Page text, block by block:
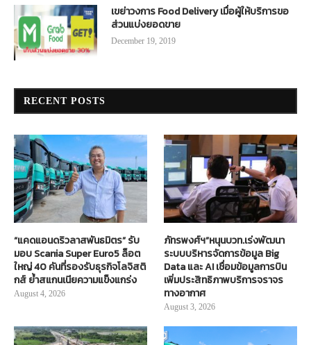
เขย่าวงการ Food Delivery เมื่อผู้ให้บริการขอ
ส่วนแบ่งยอดขาย
December 19, 2019
RECENT POSTS
“แคดแอนดริวลาสพันธมิตร” รับ
มอบ Scania Super Euro5 ล็อต
ใหญ่ 40 คันที่รองรับธุรกิจโลจิสติ
กส์ ย้ำสแกนเนียความแข็งแกร่ง
August 4, 2026
ภัทรพงศ์ฯ”หนุนบวท.เร่งพัฒนา
ระบบบริหารจัดการข้อมูล Big
Data และ AI เชื่อมข้อมูลการบิน
เพิ่มประสิทธิภาพบริการจราจร
ทางอากาศ
August 3, 2026